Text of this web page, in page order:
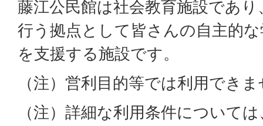
藤江公民館は社会教育施設であ
行う拠点として皆さんの自主的
を支援する施設です。
（注）営利目的等では利用でき
（注）詳細な利用条件について